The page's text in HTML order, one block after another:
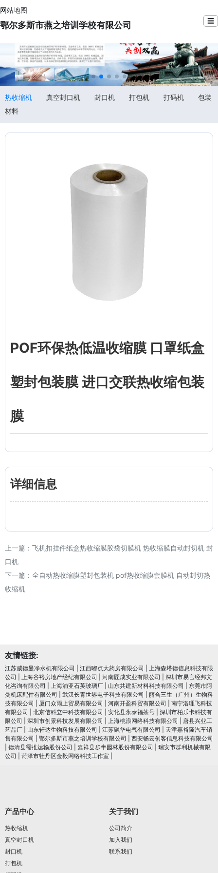
网站地图
鄂尔多斯市燕之培训学校有限公司 ☰
热收缩机 真空封口机 封口机 打包机 打码机
包装
材料
POF环保热低温收缩膜 口罩纸盒
塑封包装膜 进口交联热收缩包装
膜
详细信息
上一篇： 飞机扣挂件纸盒热收缩膜胶袋切膜机 热收缩膜自动封切机 封
口机
下一篇： 全自动热收缩膜塑封包装机 pof热收缩膜套膜机 自动封切热
收缩机
友情链接:
江苏威德曼净水机有限公司 江西嘟点大药房有限公司
上海森塔德信息科技有限
公司
上海谷裕房地产经纪有限公司 河南匠成实业有限公司
深圳市易言经邦文
化咨询有限公司
上海浦亚石英玻璃厂 山东共建新材料科技有限公司
东莞市阿
曼机床配件有限公司
武汉长青世界电子科技有限公司
丽合三生（广州）生物科
技有限公司
厦门众雨上贸易有限公司 河南开盈科贸有限公司
南宁洛理飞科技
有限公司
北京信科立中科技有限公司 安化县永泰福茶号
深圳市柏乐卡科技有
限公司
深圳市创景科技发展有限公司 上海桃浪网络科技有限公司
唐县兴业工
艺品厂
山东轩达生物科技有限公司 江苏融华电气有限公司
天津嘉裕隆汽车销
售有限公司
鄂尔多斯市燕之培训学校有限公司
西安畅云创客信息科技有限公司
德清县需推运输股份公司 嘉祥县步半园林股份有限公司
瑞安市群利机械有限
公司
菏泽市牡丹区金毅网络科技工作室
产品中心
热收缩机
真空封口机
封口机
打包机
关于我们
公司简介
加入我们
联系我们